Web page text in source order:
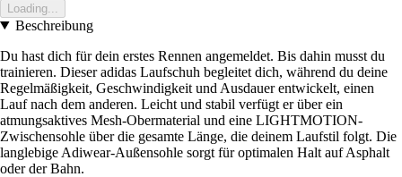
Loading...
Beschreibung
Du hast dich für dein erstes Rennen angemeldet. Bis dahin musst du
trainieren. Dieser adidas Laufschuh begleitet dich, während du deine
Regelmäßigkeit, Geschwindigkeit und Ausdauer entwickelt, einen
Lauf nach dem anderen. Leicht und stabil verfügt er über ein
atmungsaktives Mesh-Obermaterial und eine LIGHTMOTION-
Zwischensohle über die gesamte Länge, die deinem Laufstil folgt. Die
langlebige Adiwear-Außensohle sorgt für optimalen Halt auf Asphalt
oder der Bahn.